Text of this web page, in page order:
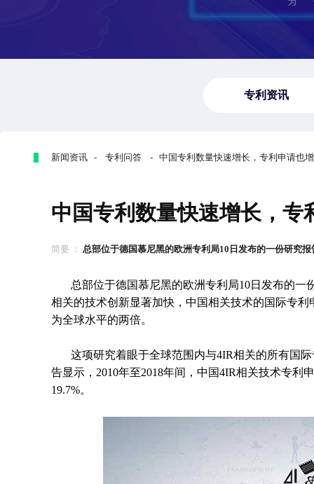
专利资讯
新闻资讯 - 专利问答 - 中国专利数量快速增长，专利申请也
中国专利数量快速增长，专
简要 ： 总部位于德国慕尼黑的欧洲专利局10日发布的一份研究报
总部位于德国慕尼黑的欧洲专利局10日发布的
相关的技术创新显著加快，中国相关技术的国际专
为全球水平的两倍。
这项研究着眼于全球范围内与4IR相关的所有国
告显示，2010年至2018年间，中国4IR相关技术专利
19.7%。